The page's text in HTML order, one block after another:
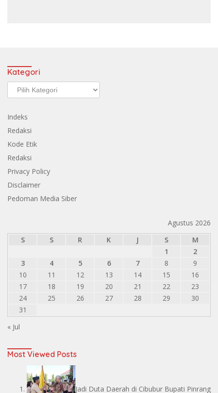
Kategori
Kategori
Indeks
Redaksi
Kode Etik
Redaksi
Privacy Policy
Disclaimer
Pedoman Media Siber
Agustus 2026
S
S R K J S
M
1
2
3
4 5 6 7 8
9
10
11 12 13 14 15
16
17
18 19 20 21 22
23
24
25 26 27 28 29
30
31
« Jul
Most Viewed Posts
Jadi Duta Daerah di Cibubur Bupati Pinrang